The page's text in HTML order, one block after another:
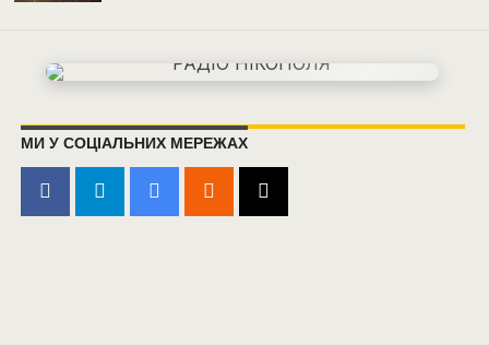
МИ У СОЦІАЛЬНИХ МЕРЕЖАХ